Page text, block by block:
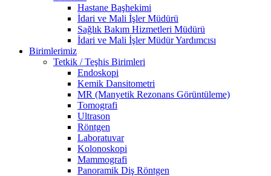
Hastane Başhekimi
İdari ve Mali İşler Müdürü
Sağlık Bakım Hizmetleri Müdürü
İdari ve Mali İşler Müdür Yardımcısı
Birimlerimiz
Tetkik / Teşhis Birimleri
Endoskopi
Kemik Dansitometri
MR (Manyetik Rezonans Görüntüleme)
Tomografi
Ultrason
Röntgen
Laboratuvar
Kolonoskopi
Mammografi
Panoramik Diş Röntgen